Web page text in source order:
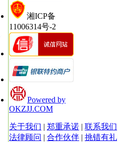
湘ICP备
11006314号-2
Powered by
OKZJJ.COM
关于我们 | 郑重承诺 | 联系我们
法律顾问 | 合作伙伴 | 挑错有礼